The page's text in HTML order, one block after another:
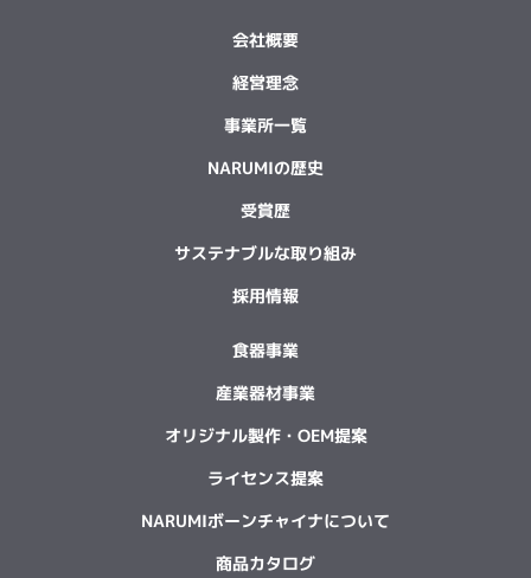
会社概要
経営理念
事業所一覧
NARUMIの歴史
受賞歴
サステナブルな取り組み
採用情報
食器事業
産業器材事業
オリジナル製作・OEM提案
ライセンス提案
NARUMIボーンチャイナについて
商品カタログ